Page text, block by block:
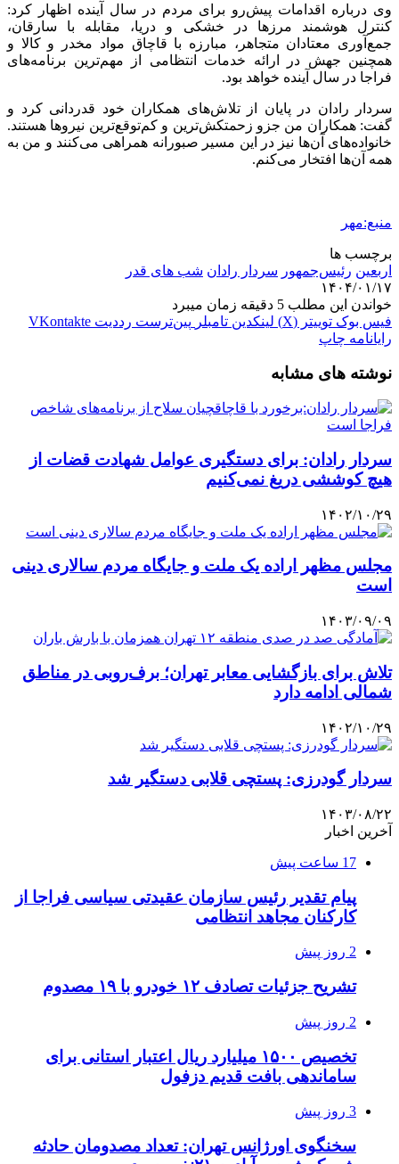
وی درباره اقدامات پیش‌رو برای مردم در سال آینده اظهار کرد:
کنترل هوشمند مرزها در خشکی و دریا، مقابله با سارقان،
جمع‌آوری معتادان متجاهر، مبارزه با قاچاق مواد مخدر و کالا و
همچنین جهش در ارائه خدمات انتظامی از مهم‌ترین برنامه‌های
فراجا در سال آینده خواهد بود.
سردار رادان در پایان از تلاش‌های همکاران خود قدردانی کرد و
گفت: همکاران من جزو زحمتکش‌ترین و کم‌توقع‌ترین نیروها هستند.
خانواده‌های آن‌ها نیز در این مسیر صبورانه همراهی می‌کنند و من به
همه آن‌ها افتخار می‌کنم.
منبع:مهر
برچسب ها
اربعین رئیس‌جمهور سردار رادان شب های قدر
۱۴۰۴/۰۱/۱۷
خواندن این مطلب 5 دقیقه زمان میبرد
فیس بوک توییتر (X) لینکدین ‫تامبلر ‫پین‌ترست ‫رددیت ‫VKontakte
رایانامه چاپ
نوشته های مشابه
سردار رادان: برای دستگیری عوامل شهادت قضات از
هیچ کوششی دریغ نمی‌کنیم
۱۴۰۲/۱۰/۲۹
مجلس مظهر اراده یک ملت و جایگاه مردم سالاری دینی
است
۱۴۰۳/۰۹/۰۹
تلاش برای بازگشایی معابر تهران؛ برف‌روبی در مناطق
شمالی ادامه دارد
۱۴۰۲/۱۰/۲۹
سردار گودرزی: پستچی قلابی دستگیر شد
۱۴۰۳/۰۸/۲۲
آخرین اخبار
17 ساعت پیش
پیام تقدیر رئیس سازمان عقیدتی سیاسی فراجا از
کارکنان مجاهد انتظامی
2 روز پیش
تشریح جزئیات تصادف ۱۲ خودرو با ۱۹ مصدوم
2 روز پیش
تخصیص ۱۵۰۰ میلیارد ریال اعتبار استانی برای
ساماندهی بافت قدیم دزفول
3 روز پیش
سخنگوی اورژانس تهران: تعداد مصدومان حادثه